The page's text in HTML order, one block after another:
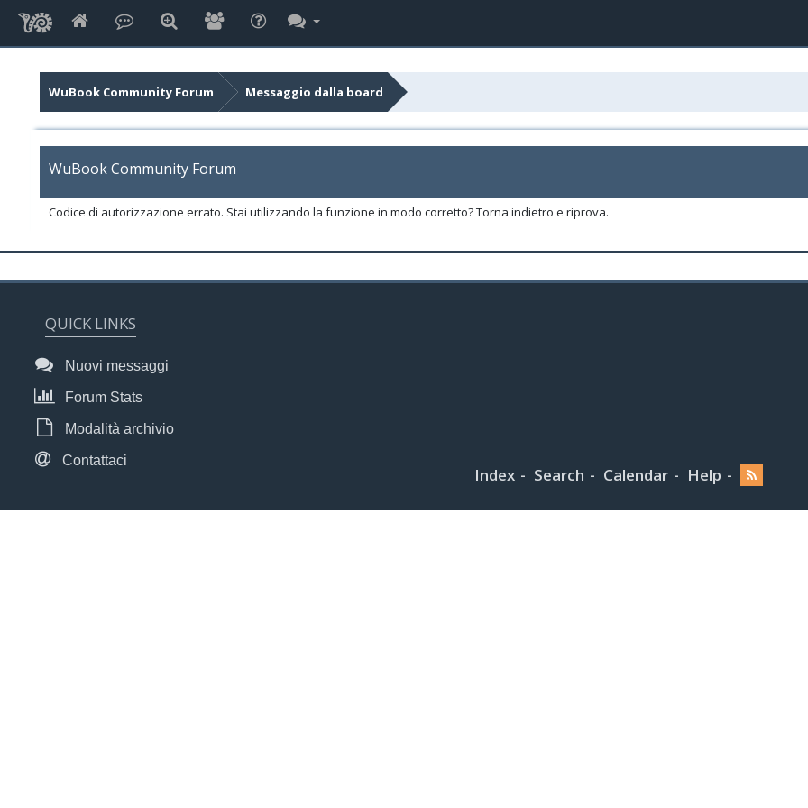
WuBook Community Forum Messaggio dalla board
WuBook Community Forum
Codice di autorizzazione errato. Stai utilizzando la funzione in modo corretto? Torna indietro e riprova.
QUICK LINKS
Nuovi messaggi
Forum Stats
Modalità archivio
Contattaci
Index Search Calendar Help